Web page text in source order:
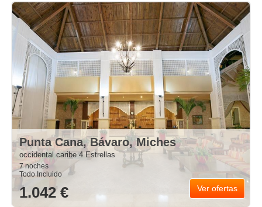
Punta Cana, Bávaro, Miches
occidental caribe 4 Estrellas
7 noches
Todo Incluido
1.042 € Ver ofertas